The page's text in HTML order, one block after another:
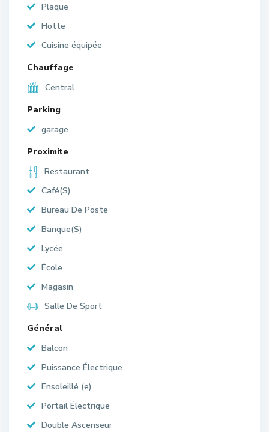
Plaque
Hotte
Cuisine équipée
Chauffage
Central
Parking
garage
Proximite
Restaurant
Café(S)
Bureau De Poste
Banque(S)
Lycée
École
Magasin
Salle De Sport
Général
Balcon
Puissance Électrique
Ensoleillé (e)
Portail Électrique
Double Ascenseur